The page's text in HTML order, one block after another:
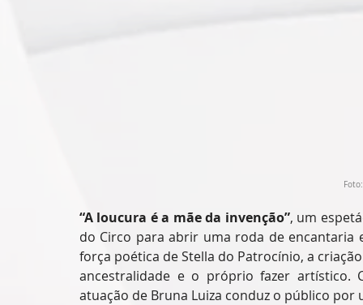
“A loucura é a mãe da invenção”, um
do Circo para abrir uma roda de
força poética de Stella do Patrocínio, a
ancestralidade e o próprio fazer artístico.
atuação de Bruna Luiza conduz o público por